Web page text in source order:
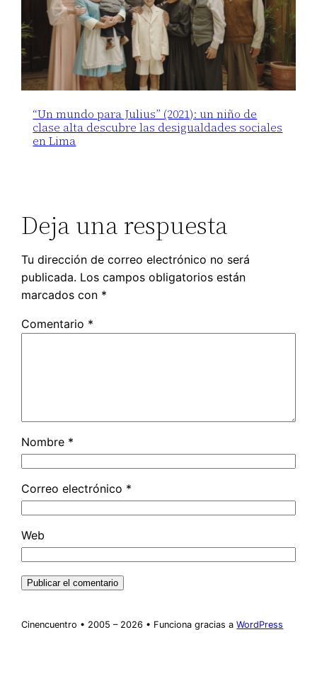
“Un mundo para Julius” (2021): un niño de
clase alta descubre las desigualdades sociales
en Lima
Deja una respuesta
Tu dirección de correo electrónico no será
publicada. Los campos obligatorios están
marcados con *
Comentario *
Nombre *
Correo electrónico *
Web
Cinencuentro • 2005 – 2026 • Funciona gracias aWordPress